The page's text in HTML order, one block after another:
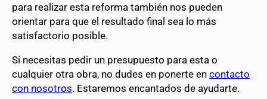
para realizar esta reforma también nos pueden
orientar para que el resultado final sea lo más
satisfactorio posible.
Si necesitas pedir un presupuesto para esta o
cualquier otra obra, no dudes en ponerte en contacto
con nosotros. Estaremos encantados de ayudarte.